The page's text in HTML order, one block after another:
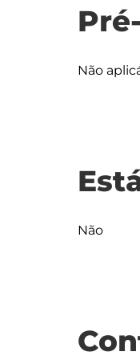
Não
Não